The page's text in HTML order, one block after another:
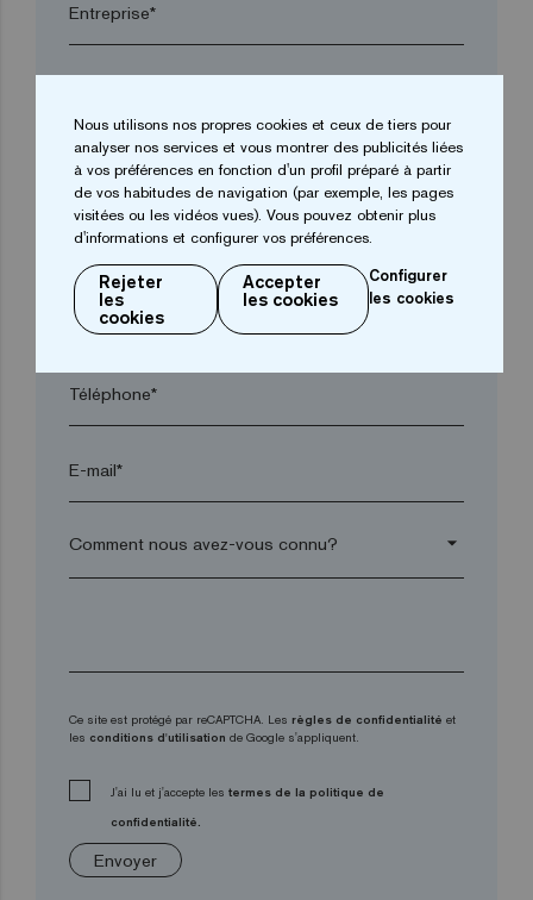
Entreprise*
Ville*
Code postal*
Téléphone*
E-mail*
arrow_drop_down
Ce site est protégé par reCAPTCHA. Les règles de confidentialité et
les conditions d'utilisation de Google s'appliquent.
J'ai lu et j'accepte les termes de la politique de
confidentialité.
Envoyer
Nous utilisons nos propres cookies et ceux de tiers pour
analyser nos services et vous montrer des publicités liées
à vos préférences en fonction d'un profil préparé à partir
de vos habitudes de navigation (par exemple, les pages
visitées ou les vidéos vues). Vous pouvez obtenir plus
d'informations et configurer vos préférences.
Rejeter
les
cookies
Accepter
les cookies
Configurer
les cookies